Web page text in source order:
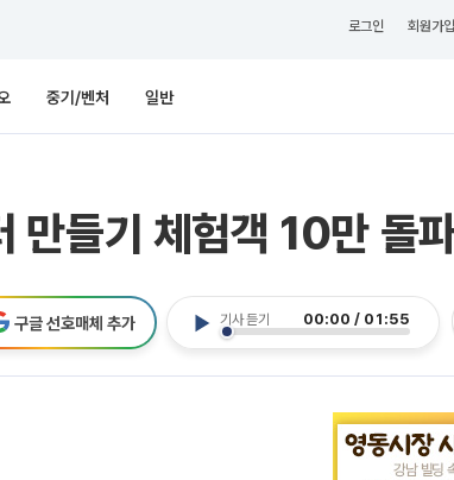
로그인 회원가입
중기/벤처 일반
만들기 체험객 10만 돌
기사 듣기 00:00 / 01:55
구글 선호매체 추가